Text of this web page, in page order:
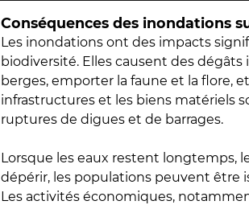
Conséquences des inondations
Les inondations ont des impacts
biodiversité. Elles causent des
berges, emporter la faune et la flore,
infrastructures et les biens matériels
ruptures de digues et de barrages.
Lorsque les eaux restent longtemps,
dépérir, les populations peuvent être
Les activités économiques,